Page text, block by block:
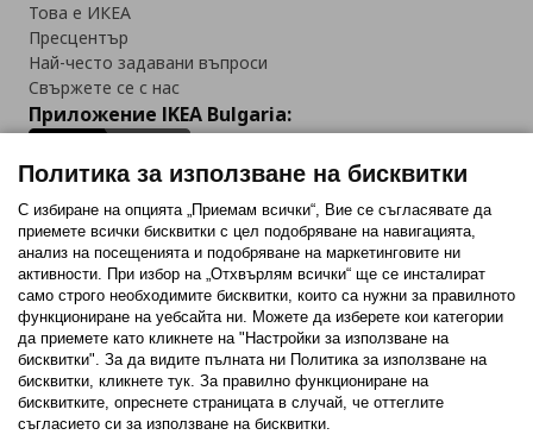
Това е ИКЕА
Пресцентър
Най-често задавани въпроси
Свържете се с нас
Приложение IKEA Bulgaria:
Последвайте ни:
FacebookTwitterYoutubePinterestInstagram
Политика за използване на бисквитки (Cookies)
Политика за използване на бисквитки
С избиране на опцията „Приемам всички“, Вие се съгласявате да
приемете всички бисквитки с цел подобряване на навигацията,
анализ на посещенията и подобряване на маркетинговите ни
активности. При избор на „Отхвърлям всички“ ще се инсталират
само строго необходимитe бисквитки, които са нужни за правилното
функциониране на уебсайта ни. Можете да изберете кои категории
да приемете като кликнете на "Настройки за използване на
бисквитки". За да видите пълната ни Политика за използване на
бисквитки, кликнете тук. За правилно функциониране на
бисквитките, опреснете страницата в случай, че оттеглите
съгласието си за използване на бисквитки.